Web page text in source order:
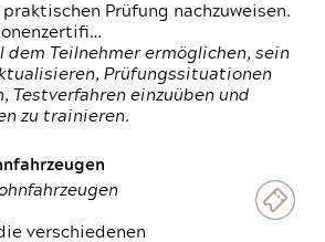
Prüfung nachzuweisen.
dem Teilnehmer ermöglichen, sein
Prüfungssituationen
Testverfahren einzuüben und
zu trainieren.
verschiedenen